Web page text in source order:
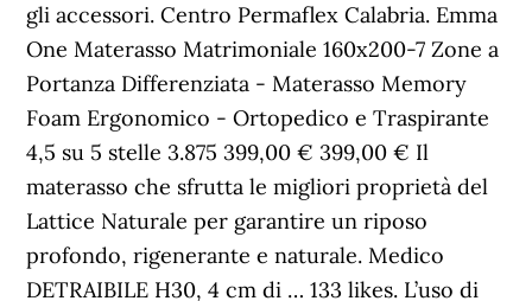
gli accessori. Centro Permaflex Calabria. Emma
One Materasso Matrimoniale 160x200-7 Zone a
Portanza Differenziata - Materasso Memory
Foam Ergonomico - Ortopedico e Traspirante
4,5 su 5 stelle 3.875 399,00 € 399,00 € Il
materasso che sfrutta le migliori proprietà del
Lattice Naturale per garantire un riposo
profondo, rigenerante e naturale. Medico
DETRAIBILE H30, 4 cm di … 133 likes. L’uso di